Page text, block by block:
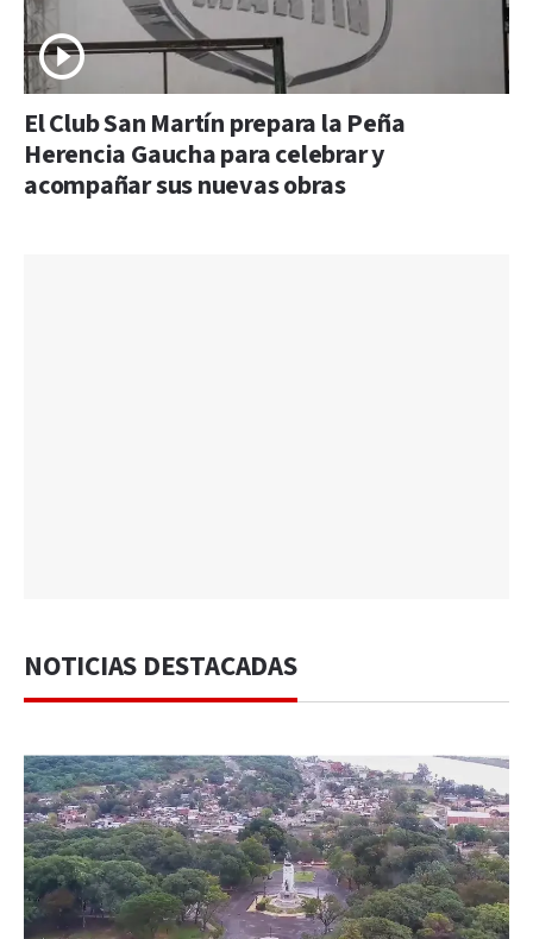
El Club San Martín prepara la Peña
Herencia Gaucha para celebrar y
acompañar sus nuevas obras
NOTICIAS DESTACADAS